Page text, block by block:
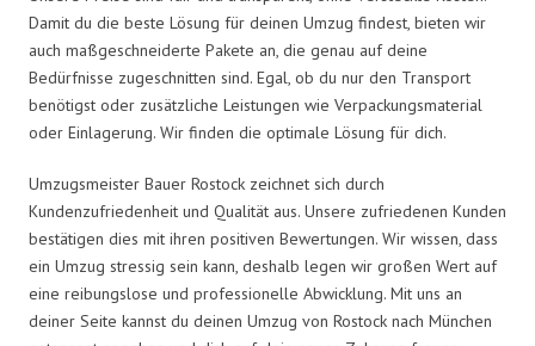
Damit du die beste Lösung für deinen Umzug findest, bieten wir
auch maßgeschneiderte Pakete an, die genau auf deine
Bedürfnisse zugeschnitten sind. Egal, ob du nur den Transport
benötigst oder zusätzliche Leistungen wie Verpackungsmaterial
oder Einlagerung. Wir finden die optimale Lösung für dich.
Umzugsmeister Bauer Rostock zeichnet sich durch
Kundenzufriedenheit und Qualität aus. Unsere zufriedenen Kunden
bestätigen dies mit ihren positiven Bewertungen. Wir wissen, dass
ein Umzug stressig sein kann, deshalb legen wir großen Wert auf
eine reibungslose und professionelle Abwicklung. Mit uns an
deiner Seite kannst du deinen Umzug von Rostock nach München